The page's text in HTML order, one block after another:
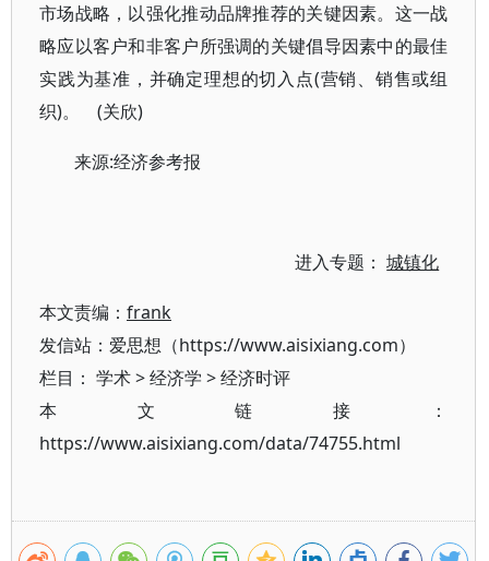
市场战略，以强化推动品牌推荐的关键因素。这一战
略应以客户和非客户所强调的关键倡导因素中的最佳
实践为基准，并确定理想的切入点(营销、销售或组
织)。 (关欣)
来源:经济参考报
进入专题：城镇化
本文责编： frank
发信站：爱思想（https://www.aisixiang.com）
栏目： 学术>经济学 >经济时评
本文链接：
https://www.aisixiang.com/data/74755.html